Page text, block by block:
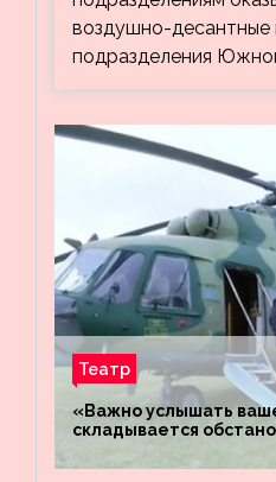
воздушно-десантные
подразделения
Театр
«Важно услышать
складывается
«Восток»